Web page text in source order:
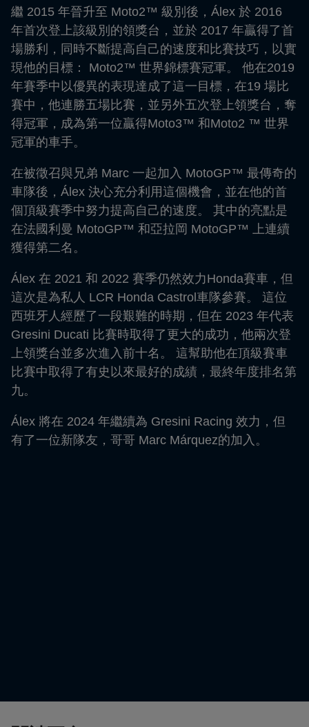
繼 2015 年晉升至 Moto2™ 級別後，Álex 於 2016
年首次登上該級別的領獎台，並於 2017 年贏得了首
場勝利，同時不斷提高自己的速度和比賽技巧，以實
現他的目標： Moto2™ 世界錦標賽冠軍。 他在2019
年賽季中以優異的表現達成了這一目標，在19 場比
賽中，他連勝五場比賽，並另外五次登上領獎台，奪
得冠軍，成為第一位贏得Moto3™ 和Moto2 ™ 世界
冠軍的車手。
在被徵召與兄弟 Marc 一起加入 MotoGP™ 最傳奇的
車隊後，Álex 決心充分利用這個機會，並在他的首
個頂級賽季中努力提高自己的速度。 其中的亮點是
在法國利曼 MotoGP™ 和亞拉岡 MotoGP™ 上連續
獲得第二名。
Álex 在 2021 和 2022 賽季仍然效力Honda賽車，但
這次是為私人 LCR Honda Castrol車隊參賽。 這位
西班牙人經歷了一段艱難的時期，但在 2023 年代表
Gresini Ducati 比賽時取得了更大的成功，他兩次登
上領獎台並多次進入前十名。 這幫助他在頂級賽車
比賽中取得了有史以來最好的成績，最終年度排名第
九。
Álex 將在 2024 年繼續為 Gresini Racing 效力，但
有了一位新隊友，哥哥 Marc Márquez的加入。